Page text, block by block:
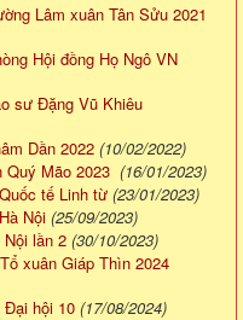
Lâm xuân Tân Sửu 2021
Hội đồng Họ Ngô VN
sư Đặng Vũ Khiêu
Dần 2022 (10/02/2022)
Quý Mão 2023 (16/01/2023)
tế Linh từ (23/01/2023)
Nội (25/09/2023)
lần 2 (30/10/2023)
xuân Giáp Thìn 2024
Đại hội 10 (17/08/2024)